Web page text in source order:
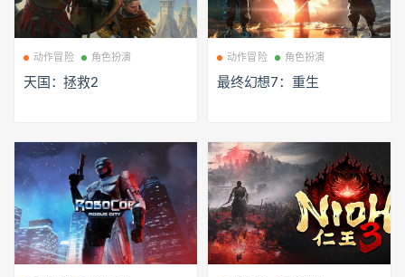
动作冒险 角色扮演
天国：拯救2
动作冒险 角色扮演
最终幻想7：重生